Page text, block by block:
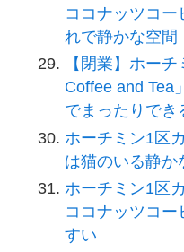
ココナッツコー
れで静かな空間
【閉業】ホー
Coffee and Tea
でまったりでき
ホーチミン1区
は猫のいる静か
ホーチミン1区
ココナッツコ
すい